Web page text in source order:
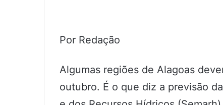
Por Redação
Algumas regiões de Alagoas
outubro. É o que diz a previsão